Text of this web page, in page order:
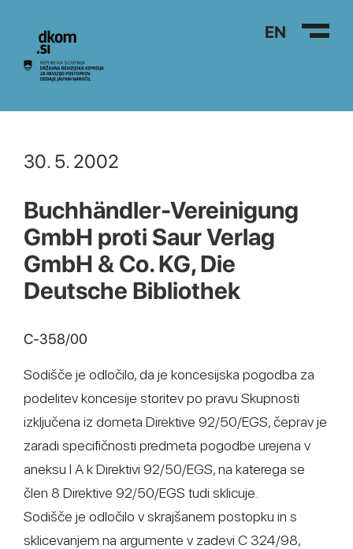
Na vsebino EN
30. 5. 2002
Buchhändler-Vereinigung
GmbH proti Saur Verlag
GmbH & Co. KG, Die
Deutsche Bibliothek
C-358/00
Sodišče je odločilo, da je koncesijska pogodba za
podelitev koncesije storitev po pravu Skupnosti
izključena iz dometa Direktive 92/50/EGS, čeprav je
zaradi specifičnosti predmeta pogodbe urejena v
aneksu I A k Direktivi 92/50/EGS, na katerega se
člen 8 Direktive 92/50/EGS tudi sklicuje.
Sodišče je odločilo v skrajšanem postopku in s
sklicevanjem na argumente v zadevi C 324/98,